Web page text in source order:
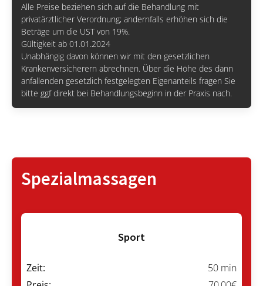
Alle Preise beziehen sich auf die Behandlung mit
privatärztlicher Verordnung; andernfalls erhöhen sich die
Beträge um die UST von 19%.
Gültigkeit ab 01.01.2024
Unabhängig davon können wir mit den gesetzlichen
Krankenversicherern abrechnen. Über die Höhe des dann
anfallenden gesetzlich festgelegten Eigenanteils fragen Sie
bitte ggf direkt bei Behandlungsbeginn in der Praxis nach.
Spezialmassagen
Sport
Zeit:
50 min